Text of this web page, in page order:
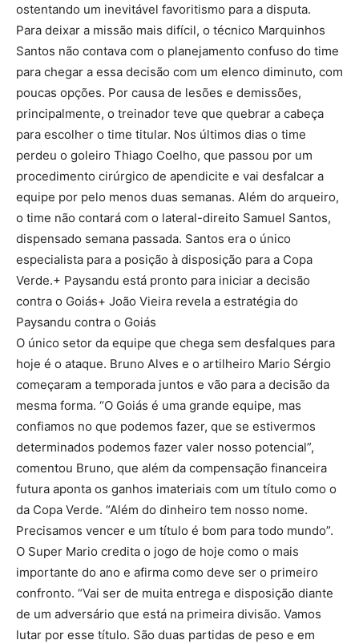
ostentando um inevitável favoritismo para a disputa.
Para deixar a missão mais difícil, o técnico Marquinhos
Santos não contava com o planejamento confuso do time
para chegar a essa decisão com um elenco diminuto, com
poucas opções. Por causa de lesões e demissões,
principalmente, o treinador teve que quebrar a cabeça
para escolher o time titular. Nos últimos dias o time
perdeu o goleiro Thiago Coelho, que passou por um
procedimento cirúrgico de apendicite e vai desfalcar a
equipe por pelo menos duas semanas. Além do arqueiro,
o time não contará com o lateral-direito Samuel Santos,
dispensado semana passada. Santos era o único
especialista para a posição à disposição para a Copa
Verde.+ Paysandu está pronto para iniciar a decisão
contra o Goiás+ João Vieira revela a estratégia do
Paysandu contra o Goiás
O único setor da equipe que chega sem desfalques para
hoje é o ataque. Bruno Alves e o artilheiro Mario Sérgio
começaram a temporada juntos e vão para a decisão da
mesma forma. “O Goiás é uma grande equipe, mas
confiamos no que podemos fazer, que se estivermos
determinados podemos fazer valer nosso potencial”,
comentou Bruno, que além da compensação financeira
futura aponta os ganhos imateriais com um título como o
da Copa Verde. “Além do dinheiro tem nosso nome.
Precisamos vencer e um título é bom para todo mundo”.
O Super Mario credita o jogo de hoje como o mais
importante do ano e afirma como deve ser o primeiro
confronto. “Vai ser de muita entrega e disposição diante
de um adversário que está na primeira divisão. Vamos
lutar por esse título. São duas partidas de peso e em